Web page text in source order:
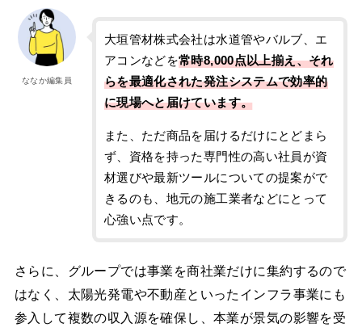
ななか編集員
大垣管材株式会社は水道管やバルブ、エ
アコンなどを常時8,000点以上揃え、それ
らを最適化された発注システムで効率的
に現場へと届けています。
また、ただ商品を届けるだけにとどまら
ず、資格を持った専門性の高い社員が資
材選びや最新ツールについての提案がで
きるのも、地元の施工業者などにとって
心強い点です。
さらに、グループでは事業を商社業だけに集約するので
はなく、太陽光発電や不動産といったインフラ事業にも
参入して複数の収入源を確保し、本業が景気の影響を受